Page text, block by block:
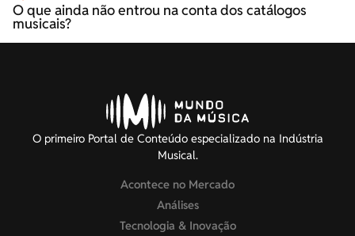
O que ainda não entrou na conta dos catálogos
musicais?
O primeiro Portal de Conteúdo especializado na Indústria
Musical.
Acontece no Mercado
Análises
Tecnologia & Inovação